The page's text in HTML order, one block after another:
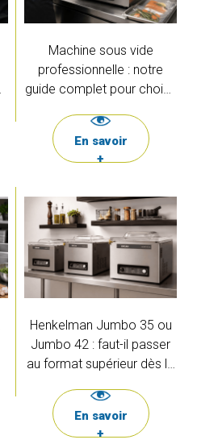
Machine sous vide
professionnelle : notre
guide complet pour choisir
En savoir
+
Henkelman Jumbo 35 ou
Jumbo 42 : faut-il passer
au format supérieur dès le
En savoir
+